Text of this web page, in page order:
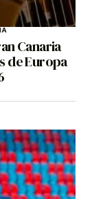
Canaria
de Europa